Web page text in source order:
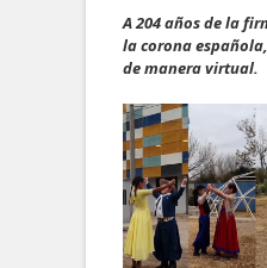
A 204 años de la
la corona
de manera virtual.